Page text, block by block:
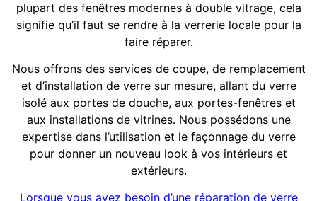
plupart des fenêtres modernes à double vitrage, cela
signifie qu’il faut se rendre à la verrerie locale pour la
faire réparer.
Nous offrons des services de coupe, de remplacement
et d’installation de verre sur mesure, allant du verre
isolé aux portes de douche, aux portes-fenêtres et
aux installations de vitrines. Nous possédons une
expertise dans l’utilisation et le façonnage du verre
pour donner un nouveau look à vos intérieurs et
extérieurs.
Lorsque vous avez besoin d’une réparation de verre